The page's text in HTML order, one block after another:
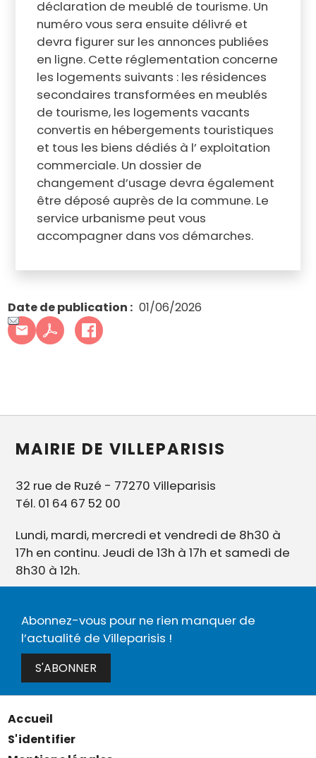
déclaration de meublé de tourisme. Un
numéro vous sera ensuite délivré et
devra figurer sur les annonces publiées
en ligne. Cette réglementation concerne
les logements suivants : les résidences
secondaires transformées en meublés
de tourisme, les logements vacants
convertis en hébergements touristiques
et tous les biens dédiés à l’ exploitation
commerciale. Un dossier de
changement d’usage devra également
être déposé auprès de la commune. Le
service urbanisme peut vous
accompagner dans vos démarches.
Date de publication 01/06/2026
MAIRIE DE VILLEPARISIS
32 rue de Ruzé - 77270 Villeparisis
Tél. 01 64 67 52 00
Lundi, mardi, mercredi et vendredi de 8h30 à
17h en continu. Jeudi de 13h à 17h et samedi de
8h30 à 12h.
Abonnez-vous pour ne rien manquer de
l’actualité de Villeparisis !
S'ABONNER
Menu
Pied
Accueil
S'identifier